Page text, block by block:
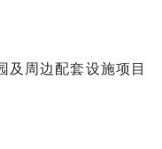
周边配套设施项目